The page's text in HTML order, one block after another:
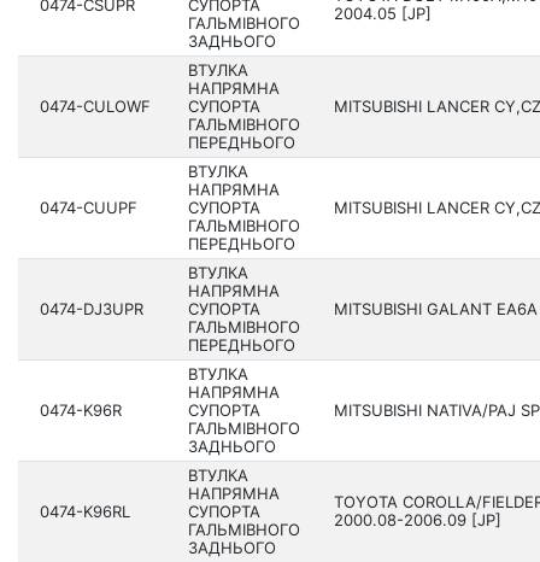
0474-CSUPR
СУПОРТА
ГАЛЬМІВНОГО
ЗАДНЬОГО
2004.05 [JP]
0474-CULOWF
ВТУЛКА
НАПРЯМНА
СУПОРТА
ГАЛЬМІВНОГО
ПЕРЕДНЬОГО
MITSUBISHI LANCER
0474-CUUPF
ВТУЛКА
НАПРЯМНА
СУПОРТА
ГАЛЬМІВНОГО
ПЕРЕДНЬОГО
MITSUBISHI LANCER
0474-DJ3UPR
ВТУЛКА
НАПРЯМНА
СУПОРТА
ГАЛЬМІВНОГО
ПЕРЕДНЬОГО
MITSUBISHI GALANT
0474-K96R
ВТУЛКА
НАПРЯМНА
СУПОРТА
ГАЛЬМІВНОГО
ЗАДНЬОГО
MITSUBISHI NATIVA/PAJ
0474-K96RL
ВТУЛКА
НАПРЯМНА
СУПОРТА
ГАЛЬМІВНОГО
ЗАДНЬОГО
TOYOTA COROLLA/
2000.08-2006.09 [JP]